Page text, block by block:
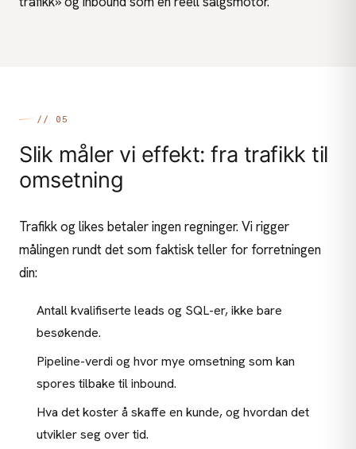
// 05
Slik måler vi effekt: fra trafikk til
omsetning
Trafikk og likes betaler ingen regninger. Vi rigger
målingen rundt det som faktisk teller for forretningen
din:
Antall kvalifiserte leads og SQL-er, ikke bare
besøkende.
Pipeline-verdi og hvor mye omsetning som kan
spores tilbake til inbound.
Hva det koster å skaffe en kunde, og hvordan det
utvikler seg over tid.